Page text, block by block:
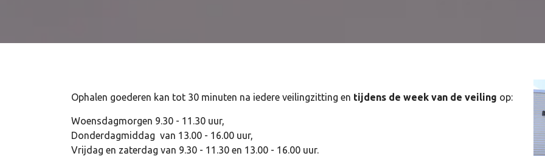
Ophalen goederen kan tot 30 minuten na iedere veilingzitting en tijdens de week van de veiling op:
Woensdagmorgen 9.30 - 11.30 uur,
Donderdagmiddag van 13.00 - 16.00 uur,
Vrijdag en zaterdag van 9.30 - 11.30 en 13.00 - 16.00 uur.